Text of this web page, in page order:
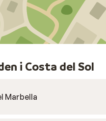
i Costa del Sol
Marbella